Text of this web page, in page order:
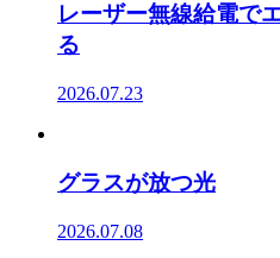
レーザー無線給電で
る
2026.07.23
グラスが放つ光
2026.07.08